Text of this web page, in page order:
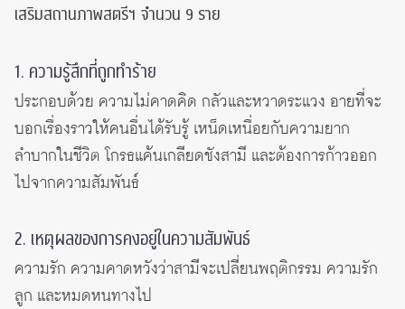
เสริมสถานภาพสตรีฯ จำนวน 9 ราย
1. ความรู้สึกที่ถูกทำร้าย
ประกอบด้วย ความไม่คาดคิด กลัวและหวาดระแวง อายที่จะ
บอกเรื่องราวให้คนอื่นได้รับรู้ เหน็ดเหนื่อยกับความยาก
ลำบากในชีวิต โกรธแค้นเกลียดชังสามี และต้องการก้าวออก
ไปจากความสัมพันธ์
2. เหตุผลของการคงอยู่ในความสัมพันธ์
ความรัก ความคาดหวังว่าสามีจะเปลี่ยนพฤติกรรม ความรัก
ลูก และหมดหนทางไป